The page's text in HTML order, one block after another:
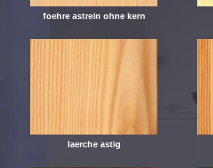
foehre astrein ohne kern
laerche astig